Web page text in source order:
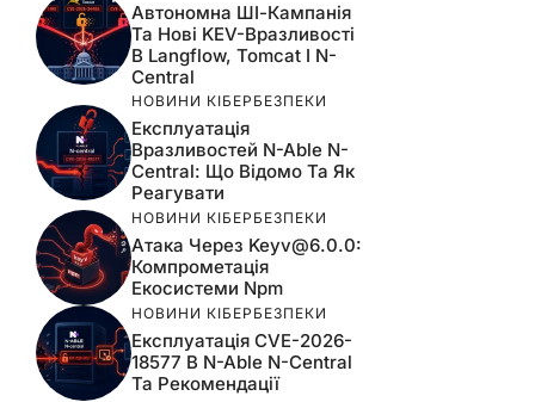
Автономна ШІ-Кампанія
Та Нові KEV-Вразливості
В Langflow, Tomcat І N-
Central
НОВИНИ КІБЕРБЕЗПЕКИ
Експлуатація
Вразливостей N-Able N-
Central: Що Відомо Та Як
Реагувати
НОВИНИ КІБЕРБЕЗПЕКИ
Атака Через Keyv@6.0.0:
Компрометація
Екосистеми Npm
НОВИНИ КІБЕРБЕЗПЕКИ
Експлуатація CVE-2026-
18577 В N-Able N-Central
Та Рекомендації